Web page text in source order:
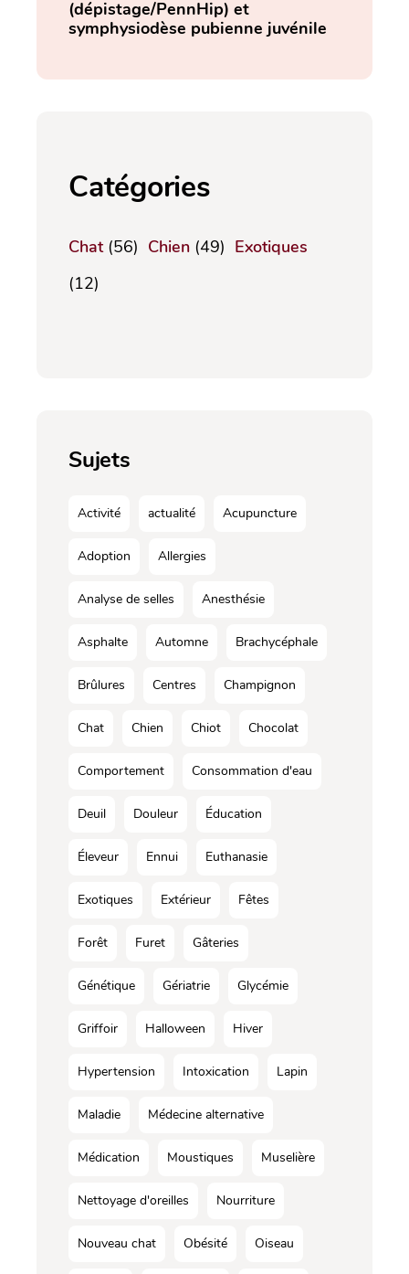
(dépistage/PennHip) et
symphysiodèse pubienne juvénile
Catégories
Chat(56) Chien (49) Exotiques
(12)
Sujets
Activité actualité Acupuncture
Adoption Allergies
Analyse de selles Anesthésie
Asphalte Automne Brachycéphale
Brûlures Centres Champignon
Chat Chien Chiot Chocolat
Comportement Consommation d'eau
Deuil Douleur Éducation
Éleveur Ennui Euthanasie
Exotiques Extérieur Fêtes
Forêt Furet Gâteries
Génétique Gériatrie Glycémie
Griffoir Halloween Hiver
Hypertension Intoxication Lapin
Maladie Médecine alternative
Médication Moustiques Muselière
Nettoyage d'oreilles Nourriture
Nouveau chat Obésité Oiseau